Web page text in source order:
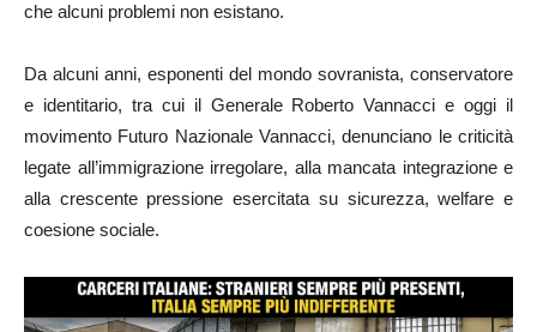
che alcuni problemi non esistano.
Da alcuni anni, esponenti del mondo sovranista, conservatore
e identitario, tra cui il Generale Roberto Vannacci e oggi il
movimento Futuro Nazionale Vannacci, denunciano le criticità
legate all’immigrazione irregolare, alla mancata integrazione e
alla crescente pressione esercitata su sicurezza, welfare e
coesione sociale.